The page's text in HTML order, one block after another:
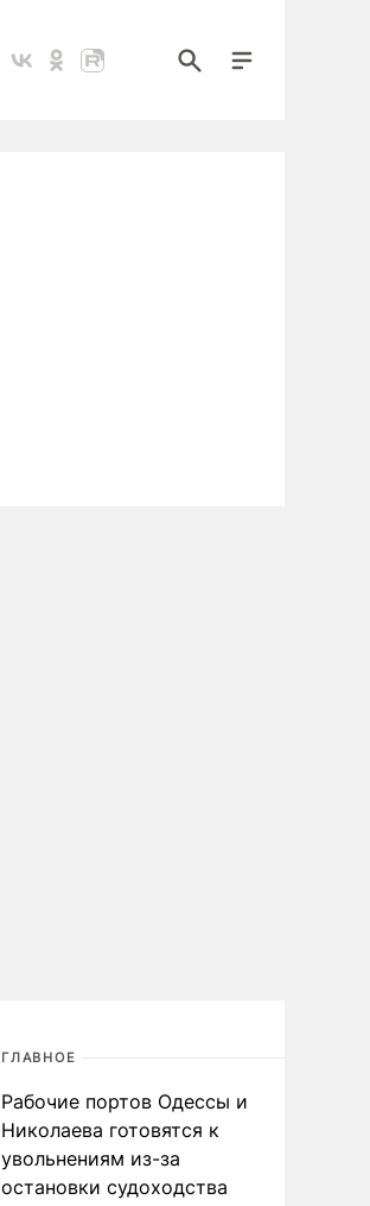
ГЛАВНОЕ
Рабочие портов Одессы и
Николаева готовятся к
увольнениям из-за
остановки судоходства